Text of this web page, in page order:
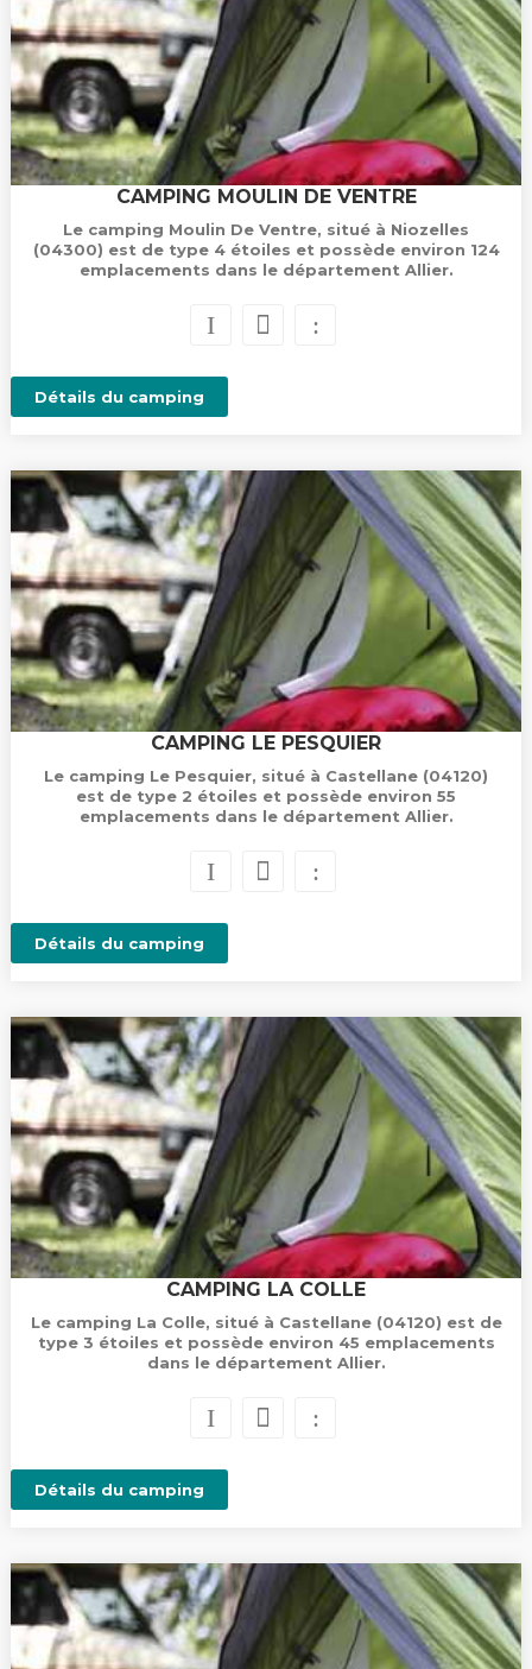
CAMPING MOULIN DE VENTRE
Le camping Moulin De Ventre, situé à Niozelles
(04300) est de type 4 étoiles et possède environ 124
emplacements dans le département Allier.
Détails du camping
CAMPING LE PESQUIER
Le camping Le Pesquier, situé à Castellane (04120)
est de type 2 étoiles et possède environ 55
emplacements dans le département Allier.
Détails du camping
CAMPING LA COLLE
Le camping La Colle, situé à Castellane (04120) est de
type 3 étoiles et possède environ 45 emplacements
dans le département Allier.
Détails du camping